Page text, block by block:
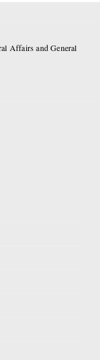
Affairs and General